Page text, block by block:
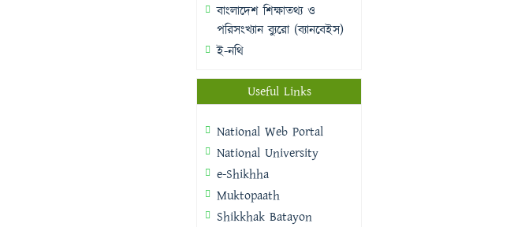
বাংলাদেশ শিক্ষাতথ্য ও
পরিসংখ্যান ব্যুরো (ব্যানবেইস)
ই-নথি
Useful Links
National Web Portal
National University
e-Shikhha
Muktopaath
Shikkhak Batayon